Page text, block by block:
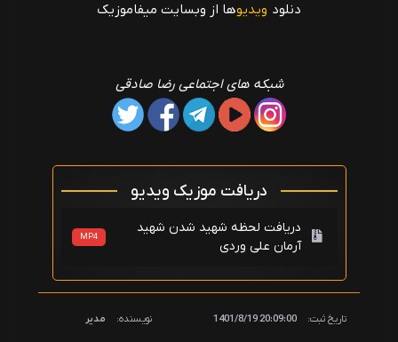
d
o
دنلود ویدیوها از وبسایت میفاموزیک
شبکه های اجتماعی رضا صادقی
دریافت موزیک ویدیو
دریافت لحظه شهید شدن شهید
آرمان علی وردی
MP4
تاریخ ثبت: 20:09:00 1401/8/19 نویسنده: مدیر